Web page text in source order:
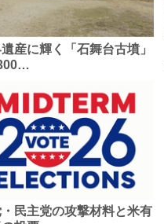
産に輝く「石舞台古墳」
民主党の攻撃材料と米有